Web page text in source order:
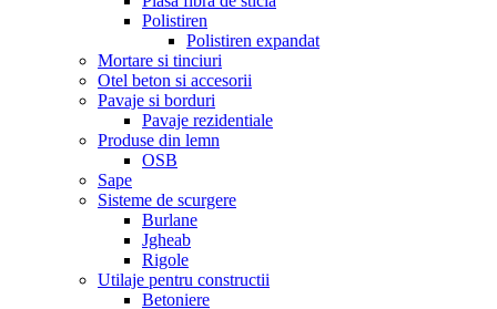
Polistiren
Polistiren expandat
Mortare si tinciuri
Otel beton si accesorii
Pavaje si borduri
Pavaje rezidentiale
Produse din lemn
OSB
Sape
Sisteme de scurgere
Burlane
Jgheab
Rigole
Utilaje pentru constructii
Betoniere